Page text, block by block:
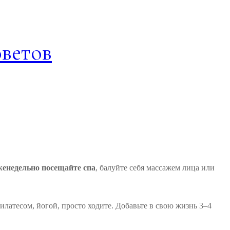
посещайте спа, балуйте себя массажем лица или
йогой, просто ходите. Добавьте в свою жизнь 3–4